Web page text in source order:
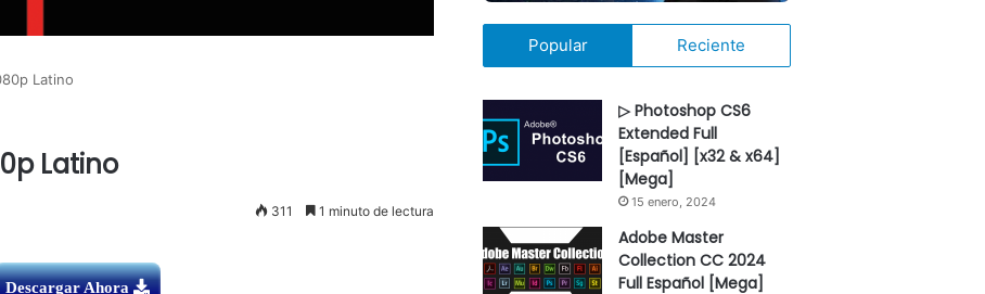
Latino
Latino
311 1 minuto de lectura
Descargar Ahora
Popular Reciente
▷ Photoshop CS6
Extended Full
[Español] [x32 & x64]
[Mega]
15 enero, 2024
Adobe Master
Collection CC 2024
Full Español [Mega]